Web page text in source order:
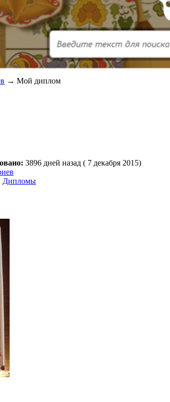
→ Мой диплом
3896 дней назад ( 7 декабря 2015)
Дипломы